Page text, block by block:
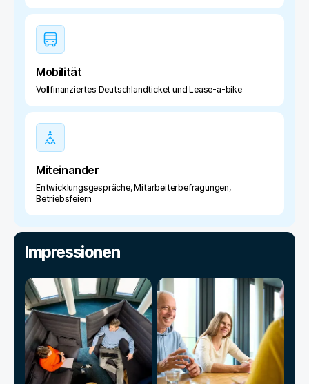
Mobilität
Vollfinanziertes Deutschlandticket und Lease-a-bike
Miteinander
Entwicklungsgespräche, Mitarbeiterbefragungen,
Betriebsfeiern
Impressionen